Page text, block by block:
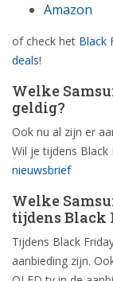
Amazon
of check het Black
deals!
Welke
geldig?
Ook nu al zijn er
Wil je tijdens Black
nieuwsbrief
Welke
tijdens Black
Tijdens Black
aanbieding zijn.